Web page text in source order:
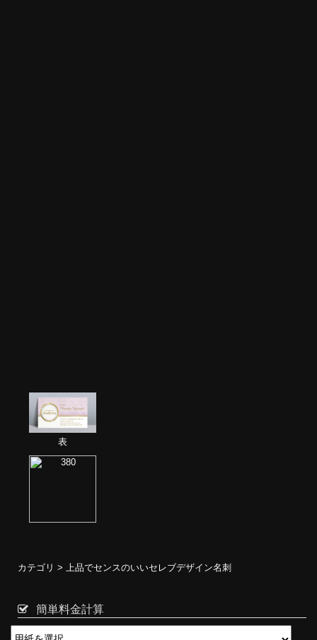
表
カテゴリ > 上品でセンスのいいセレブデザイン名刺
簡単料金計算